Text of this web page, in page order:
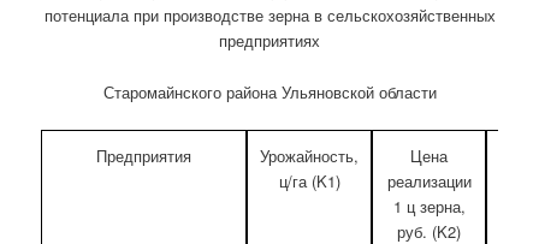
потенциала при производстве зерна в сельскохозяйственных
предприятиях
Старомайнского района Ульяновской области
Предприятия
Урожайность,
ц/га (K1)
Цена
реализации
1 ц зерна,
руб. (K2)